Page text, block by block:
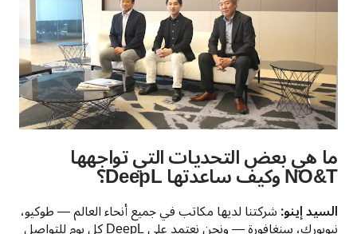
ما هي بعض التحديات التي تواجهها
NO&T وكيف ساعدتها DeepL؟
السيد إينو: